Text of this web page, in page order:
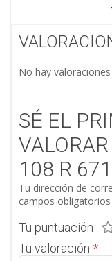
No hay valoraciones
SÉ EL
108 R
Tu dirección de
campos
Tu puntuación
Tu valoración *